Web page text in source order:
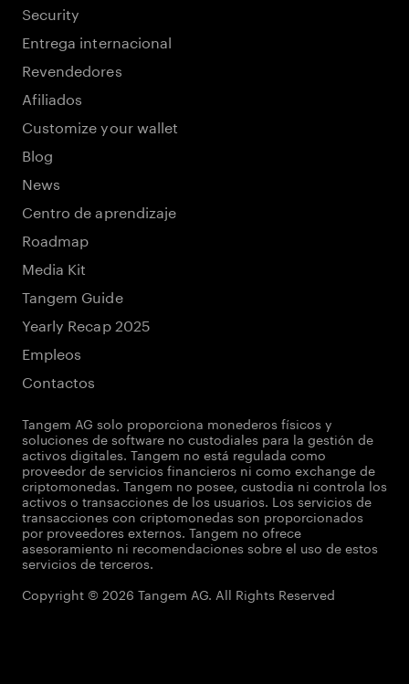
Security
Entrega internacional
Revendedores
Afiliados
Customize your wallet
Blog
News
Centro de aprendizaje
Roadmap
Media Kit
Tangem Guide
Yearly Recap 2025
Empleos
Contactos
Tangem AG solo proporciona monederos físicos y
soluciones de software no custodiales para la gestión de
activos digitales. Tangem no está regulada como
proveedor de servicios financieros ni como exchange de
criptomonedas. Tangem no posee, custodia ni controla los
activos o transacciones de los usuarios. Los servicios de
transacciones con criptomonedas son proporcionados
por proveedores externos. Tangem no ofrece
asesoramiento ni recomendaciones sobre el uso de estos
servicios de terceros.